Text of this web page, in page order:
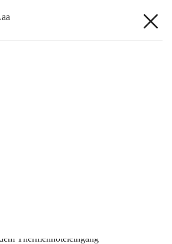
2026
Thermenhoteleingang